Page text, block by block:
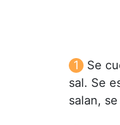
Se
sal. Se
salan,